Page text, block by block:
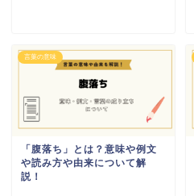
言葉の意味
「腹落ち」とは？意味や例文
や読み方や由来について解
説！